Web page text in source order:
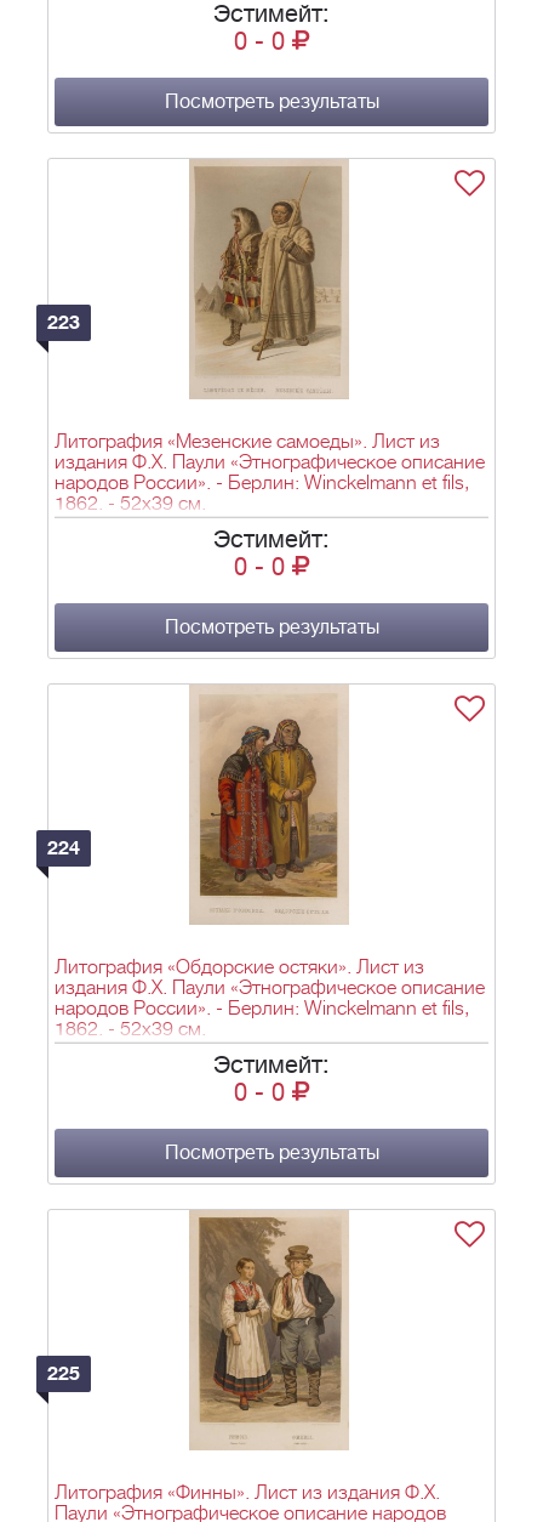
Эстимейт:
0 - 0
Посмотреть результаты
223
Литография «Мезенские самоеды». Лист из
издания Ф.Х. Паули «Этнографическое описание
народов России». - Берлин: Winckelmann et fils,
1862. - 52х39 см.
Эстимейт:
0 - 0
Посмотреть результаты
224
Литография «Обдорские остяки». Лист из
издания Ф.Х. Паули «Этнографическое описание
народов России». - Берлин: Winckelmann et fils,
1862. - 52х39 см.
Эстимейт:
0 - 0
Посмотреть результаты
225
Литография «Финны». Лист из издания Ф.Х.
Паули «Этнографическое описание народов